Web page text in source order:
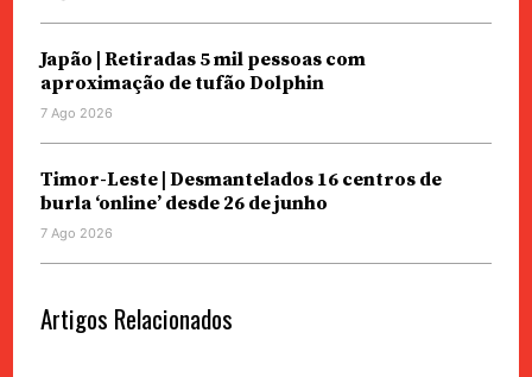
Japão | Retiradas 5 mil pessoas com
aproximação de tufão Dolphin
7 Ago 2026
Timor-Leste | Desmantelados 16 centros de
burla ‘online’ desde 26 de junho
7 Ago 2026
Artigos Relacionados